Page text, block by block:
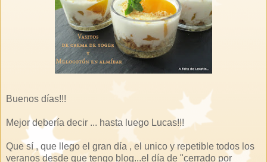
Buenos días!!!
Mejor debería decir ... hasta luego Lucas!!!
Que sí , que llego el gran día , el unico y repetible todos los
veranos desde que tengo blog...el día de "cerrado por